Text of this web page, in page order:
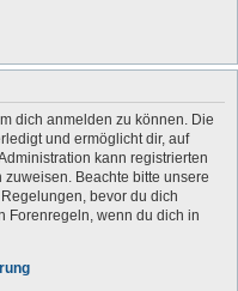
dich anmelden zu können. Die
und ermöglicht dir, auf
kann registrierten
Beachte bitte unsere
bevor du dich
Forenregeln, wenn du dich in